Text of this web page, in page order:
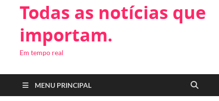
Todas as notícias que
importam.
Em tempo real
MENU PRINCIPAL